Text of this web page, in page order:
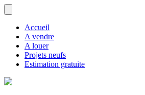
Accueil
A vendre
A louer
Projets neufs
Estimation gratuite